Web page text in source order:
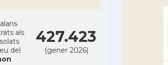
als
del
427.423
(gener 2026)